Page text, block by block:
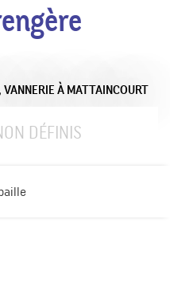
VANNERIE À MATTAINCOURT
DÉFINIS